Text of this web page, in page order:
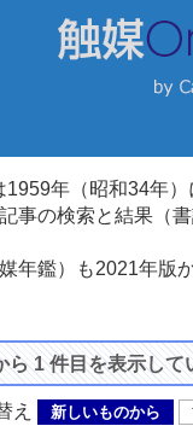
1959年（昭和34年
事の検索と結果（
年鑑）も2021年
ら 1 件目を表示して
新しいものから